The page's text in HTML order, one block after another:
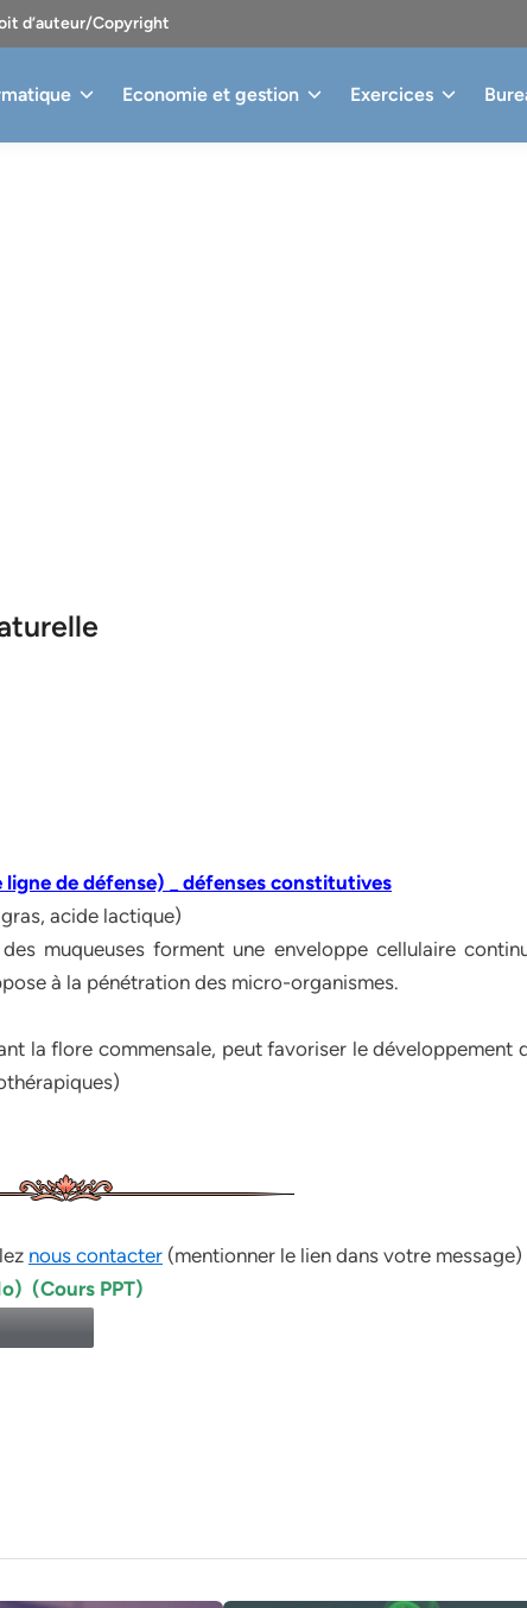
d’auteur/Copyright
Economie et gestion Exercices
ligne de défense) _ défenses constitutives
acide lactique)
muqueuses forment une enveloppe cellulaire
à la pénétration des micro-organismes.
la flore commensale, peut favoriser le développement
nous contacter (mentionner le lien dans votre message)
(Cours PPT)